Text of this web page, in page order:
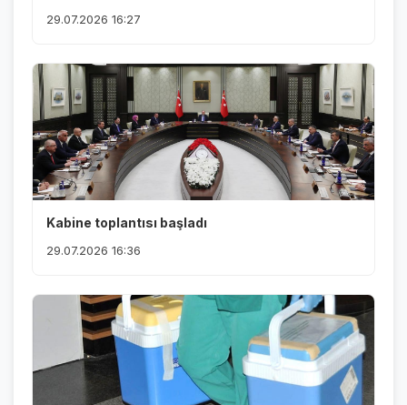
29.07.2026 16:27
Kabine toplantısı başladı
29.07.2026 16:36